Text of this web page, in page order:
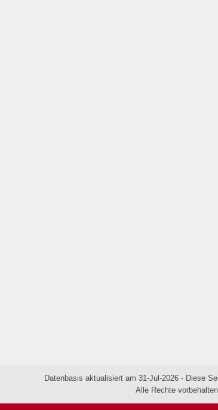
Datenbasis aktualisiert am 31-Jul-2026 - Diese
Alle Rechte